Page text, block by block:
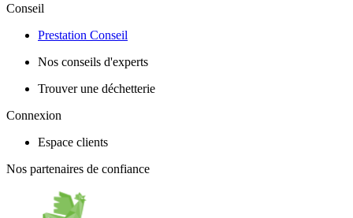
Conseil
Prestation Conseil
Nos conseils d'experts
Trouver une déchetterie
Connexion
Espace clients
Nos partenaires de confiance